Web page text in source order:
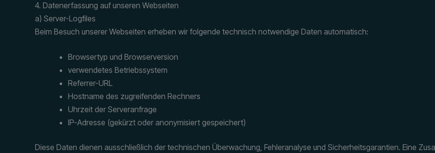
4. Datenerfassung auf unseren Webseiten
a) Server-Logfiles
Beim Besuch unserer Webseiten erheben wir folgende technisch notwendige Daten automatisch:
Browsertyp und Browserversion
verwendetes Betriebssystem
Referrer-URL
Hostname des zugreifenden Rechners
Uhrzeit der Serveranfrage
IP-Adresse (gekürzt oder anonymisiert gespeichert)
Diese Daten dienen ausschließlich der technischen Überwachung, Fehleranalyse und Sicherheitsgarantien. Eine